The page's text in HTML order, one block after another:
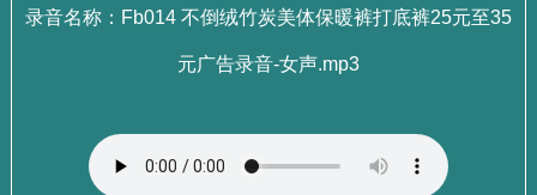
录音名称：Fb014 不倒绒竹炭美体保暖裤打底裤25元至35
元广告录音-女声.mp3